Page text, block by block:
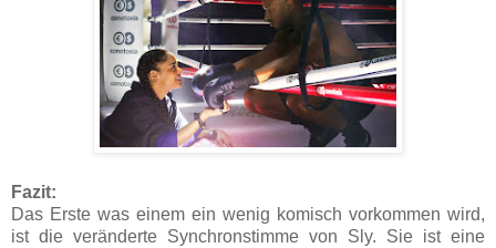
Fazit:
Das Erste was einem ein wenig komisch vorkommen wird,
ist die veränderte Synchronstimme von Sly. Sie ist eine